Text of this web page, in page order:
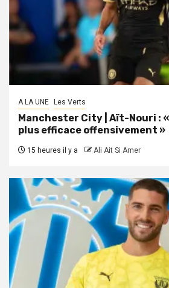
A LA UNE Les Verts
Manchester City | Aït-Nouri :
plus efficace offensivement »
15 heures il y a Ali Ait Si Amer